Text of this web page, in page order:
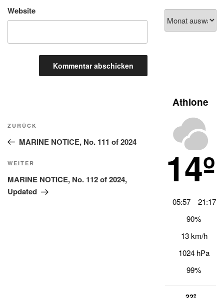
Website
Beitragsnavigation
Vorheriger
Beitrag
ZURÜCK
MARINE NOTICE, No. 111 of 2024
Nächster
Beitrag
WEITER
MARINE NOTICE, No. 112 of 2024,
Updated
Archiv
Athlone
14º
05:57
21:17
90%
13 km/h
1024 hPa
99%